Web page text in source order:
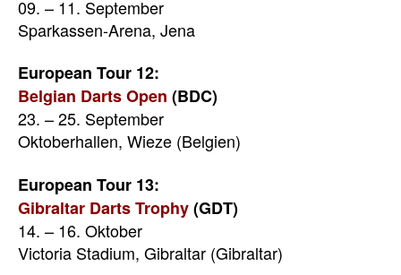
09. – 11. September
Sparkassen-Arena, Jena
European Tour 12:
Belgian Darts Open (BDC)
23. – 25. September
Oktoberhallen, Wieze (Belgien)
European Tour 13:
Gibraltar Darts Trophy(GDT)
14. – 16. Oktober
Victoria Stadium, Gibraltar (Gibraltar)